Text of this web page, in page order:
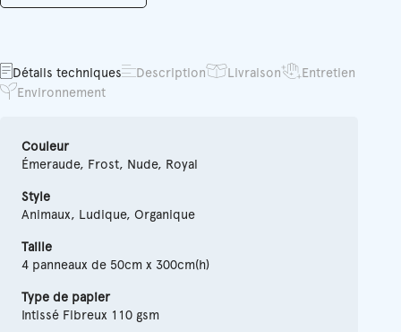
Détails techniques Description Livraison
Entretien
Environnement
Couleur
Émeraude, Frost, Nude, Royal
Style
Animaux, Ludique, Organique
Taille
4 panneaux de 50cm x 300cm(h)
Type de papier
Intissé Fibreux 110 gsm